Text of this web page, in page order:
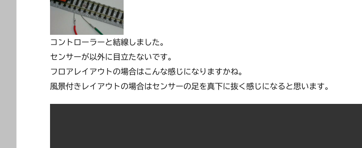
コントローラーと結線しました。
センサーが以外に目立たないです。
フロアレイアウトの場合はこんな感じになりますかね。
風景付きレイアウトの場合はセンサーの足を真下に抜く感じになると思います。